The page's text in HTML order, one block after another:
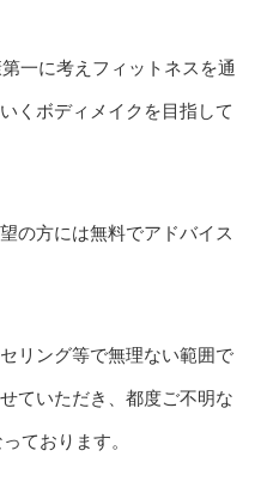
一に考えフィットネスを通
くボディメイクを目指して
の方には無料でアドバイス
リング等で無理ない範囲で
ていただき、都度ご不明な
ております。